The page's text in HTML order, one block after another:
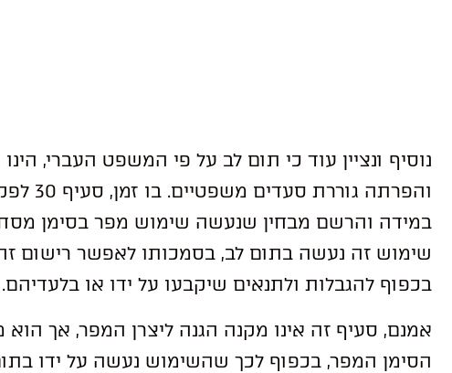
נוסיף ונציין עוד כי תום לב על פי המשפט העברי,
והפרתה
במידה והרשם מבחין שנעשה שימוש מפר בסימן
שימוש זה נעשה בתום לב, בסמכותו לאפשר רישום
בכפוף להגבלות ולתנאים שיקבעו על ידו או בלעדיהם.
אמנם, סעיף זה אינו מקנה הגנה ליצרן המפר, אך
הסימן המפר, בכפוף לכך שהשימוש נעשה על ידו